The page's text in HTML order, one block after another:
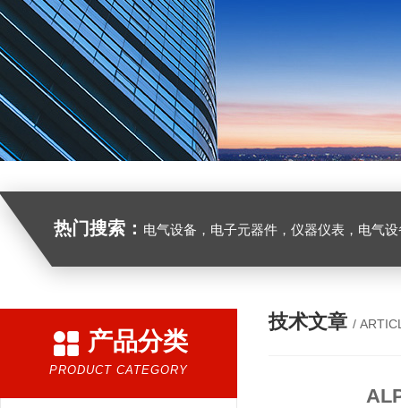
热门搜索： 电气设备，电子元器件，仪器仪表，电气
产品分类
PRODUCT CATEGORY
技术文章 /